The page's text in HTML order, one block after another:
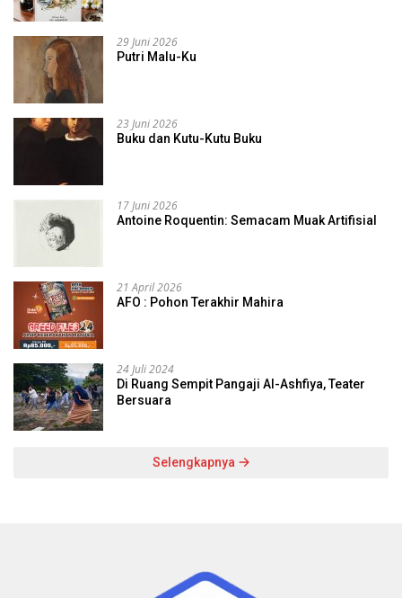
29 Juni 2026
Putri Malu-Ku
23 Juni 2026
Buku dan Kutu-Kutu Buku
17 Juni 2026
Antoine Roquentin: Semacam Muak Artifisial
21 April 2026
AFO : Pohon Terakhir Mahira
24 Juli 2024
Di Ruang Sempit Pangaji Al-Ashfiya, Teater
Bersuara
Selengkapnya